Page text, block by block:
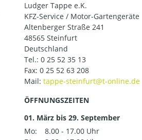
Ludger Tappe e.K.
KFZ-Service / Motor-Gartengeräte
Altenberger Straße 241
48565 Steinfurt
Deutschland
Tel.: 0 25 52 35 13
Fax: 0 25 52 63 208
Mail:
ÖFFNUNGSZEITEN
01. März bis 29. September
Mo:
8.00 - 17.00 Uhr